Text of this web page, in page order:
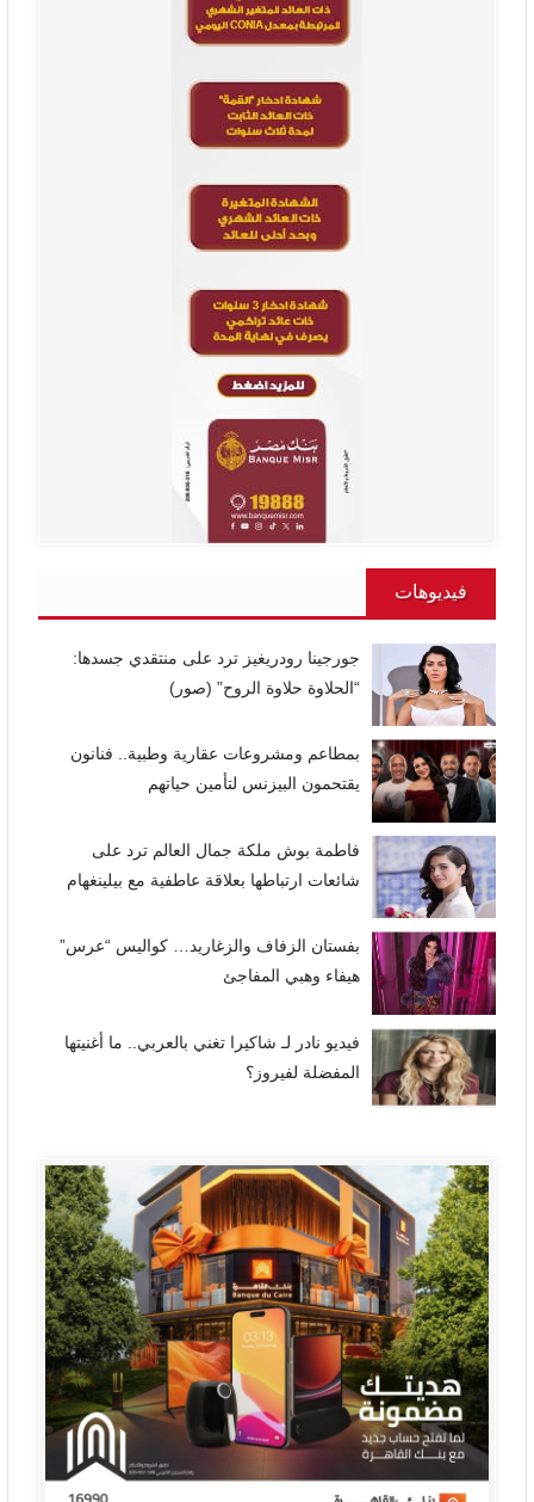
فيديوهات
جورجينا رودريغيز ترد على منتقدي جسدها:
“الحلاوة حلاوة الروح” (صور)
بمطاعم ومشروعات عقارية وطبية.. فنانون
يقتحمون البيزنس لتأمين حياتهم
فاطمة بوش ملكة جمال العالم ترد على
شائعات ارتباطها بعلاقة عاطفية مع بيلينغهام
بفستان الزفاف والزغاريد… كواليس “عرس”
هيفاء وهبي المفاجئ
فيديو نادر لـ شاكيرا تغني بالعربي.. ما أغنيتها
المفضلة لفيروز؟